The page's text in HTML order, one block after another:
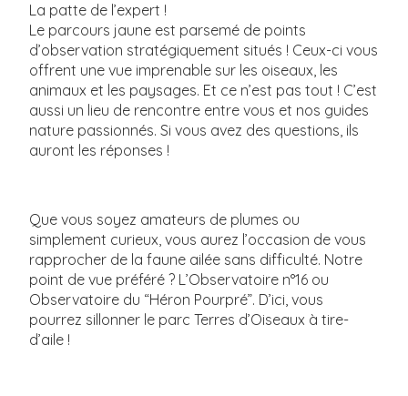
La patte de l’expert !
Le parcours jaune est parsemé de points
d’observation stratégiquement situés ! Ceux-ci vous
offrent une vue imprenable sur les oiseaux, les
animaux et les paysages. Et ce n’est pas tout ! C’est
aussi un lieu de rencontre entre vous et nos guides
nature passionnés. Si vous avez des questions, ils
auront les réponses !
Que vous soyez amateurs de plumes ou
simplement curieux, vous aurez l’occasion de vous
rapprocher de la faune ailée sans difficulté. Notre
point de vue préféré ? L’Observatoire n°16 ou
Observatoire du “Héron Pourpré”. D’ici, vous
pourrez sillonner le parc Terres d’Oiseaux à tire-
d’aile !